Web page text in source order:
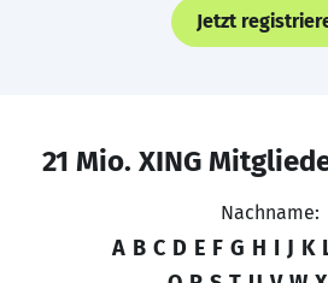
Jetzt
21 Mio. XING
Nachname:
A B C D E F G H I J K